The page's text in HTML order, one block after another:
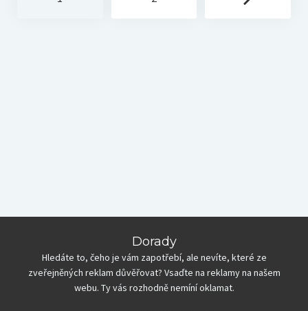
Dorady
Hledáte to, čeho je vám zapotřebí, ale nevíte, které ze
zveřejněných reklam důvěřovat? Vsaďte na reklamy na našem
webu. Ty vás rozhodně nemíní oklamat.